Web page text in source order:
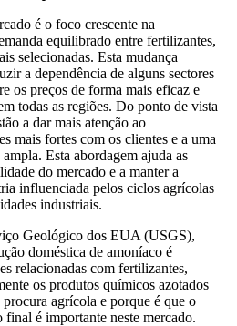
é o foco crescente na
equilibrado entre fertilizantes,
selecionadas. Esta mudança
a dependência de alguns sectores
os preços de forma mais eficaz e
todas as regiões. Do ponto de vista
a dar mais atenção ao
mais fortes com os clientes e a uma
Esta abordagem ajuda as
do mercado e a manter a
influenciada pelos ciclos agrícolas
industriais.
Geológico dos EUA (USGS),
doméstica de amoníaco é
relacionadas com fertilizantes,
os produtos químicos azotados
agrícola e porque é que o
é importante neste mercado.